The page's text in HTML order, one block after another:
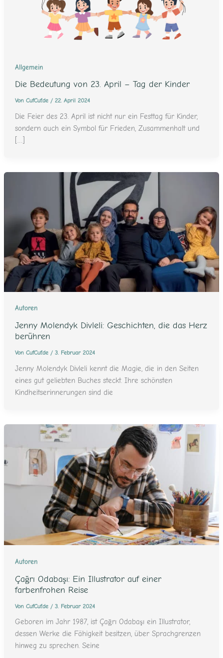
Allgemein
Die Bedeutung von 23. April – Tag der Kinder
Von CufCuf.de / 22. April 2024
Die Feier des 23. April ist nicht nur ein Festtag für Kinder,
sondern auch ein Symbol für Frieden, Zusammenhalt und
[…]
Autoren
Jenny Molendyk Divleli: Geschichten, die das Herz
berühren
Von CufCuf.de / 3. Februar 2024
Jenny Molendyk Divleli kennt die Magie, die in den Seiten
eines gut geliebten Buches steckt. Ihre schönsten
Kindheitserinnerungen sind die
Autoren
Çağrı Odabaşı: Ein Illustrator auf einer
farbenfrohen Reise
Von CufCuf.de / 3. Februar 2024
Geboren im Jahr 1987, ist Çağrı Odabaşı ein Illustrator,
dessen Werke die Fähigkeit besitzen, über Sprachgrenzen
hinweg zu sprechen. Seine